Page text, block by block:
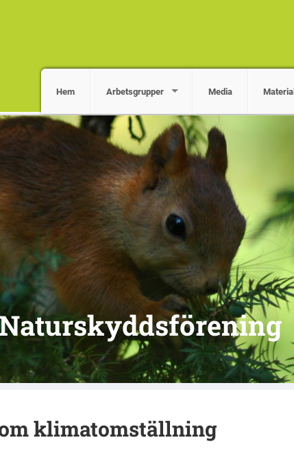
Hem Arbetsgrupper Media Material
klimatomställning